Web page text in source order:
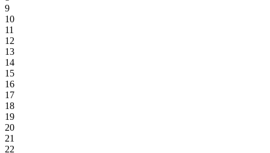
9
10
11
12
13
14
15
16
17
18
19
20
21
22